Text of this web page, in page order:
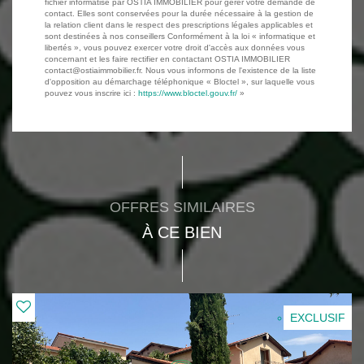
fichier informatisé par OSTIA IMMOBILIER pour gérer votre demande de
contact. Elles sont conservées pour la durée nécessaire à la gestion de
la relation client dans le respect des prescriptions légales applicables et
sont destinées à nos conseillers Conformément à la loi « informatique et
libertés », vous pouvez exercer votre droit d'accès aux données vous
concernant et les faire rectifier en contactant OSTIA IMMOBILIER
contact@ostiaimmobilier.fr. Nous vous informons de l'existence de la liste
d'opposition au démarchage téléphonique « Bloctel », sur laquelle vous
pouvez vous inscrire ici : https://www.bloctel.gouv.fr/ »
OFFRES SIMILAIRES
À CE BIEN
EXCLUSIF